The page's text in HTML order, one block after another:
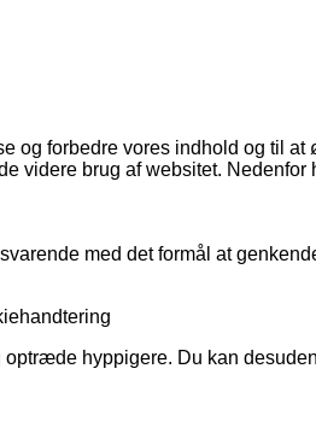
og forbedre vores indhold og til
videre brug af websitet.
med det formål at
hyppigere. Du kan